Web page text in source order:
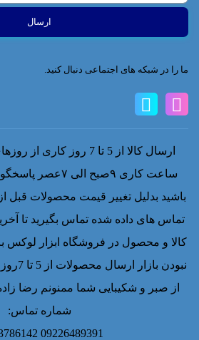
ما را در شبکه های اجتماعی دنبال کنید.
ارسال کالا از 5 تا 7 روز
ساعت کاری ۹صبح
باشید بدلیل تغییر قیمت محصولات قبل
تماس های داده شده تماس بگیرید تا
کالا و محصول در فروشگاه ابزار لوکس
نبودن
از صبر و شکیبایی شما ممنونم رضا
شماره تماس:
09226489391 09213786142